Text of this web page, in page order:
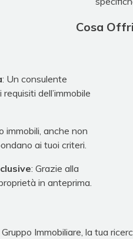
Cosa
: Un consulente
dell’immobile
immobili, anche non
ai tuoi criteri.
: Grazie alla
in anteprima.
Immobiliare, la tua